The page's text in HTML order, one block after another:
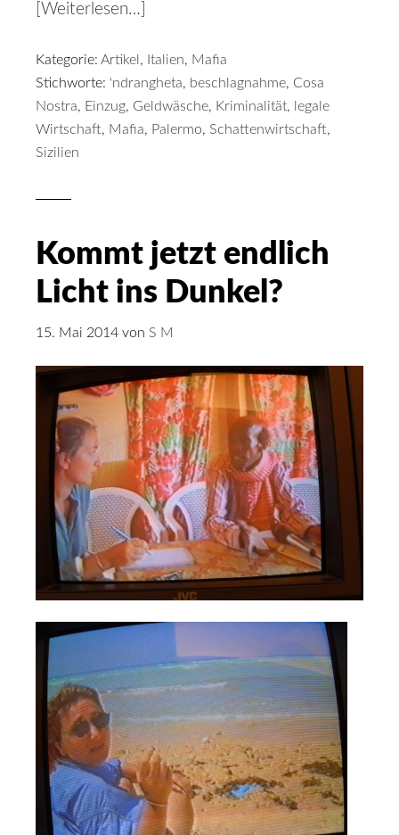
[Weiterlesen…]
Kategorie: Artikel , Italien, Mafia
Stichworte: 'ndrangheta, beschlagnahme, Cosa
Nostra, Einzug, Geldwäsche, Kriminalität,
legale
Wirtschaft, Mafia, Palermo, Schattenwirtschaft,
Sizilien
Kommt jetzt endlich
Licht ins Dunkel?
15. Mai 2014 von S M